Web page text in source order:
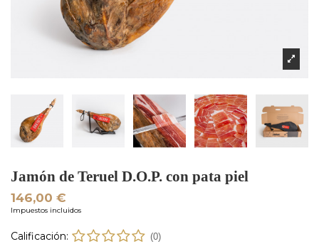
Jamón de Teruel D.O.P. con pata piel
146,00 €
Impuestos incluidos
Calificación: (0)